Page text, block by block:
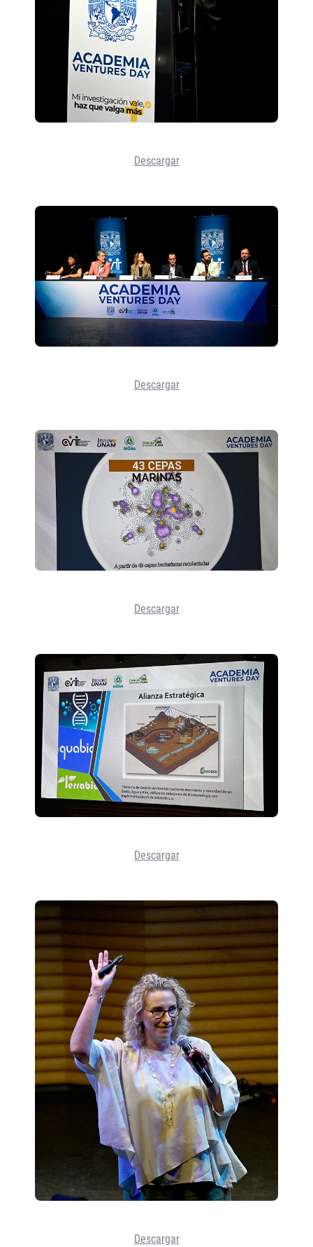
Descargar
Descargar
Descargar
Descargar
Descargar